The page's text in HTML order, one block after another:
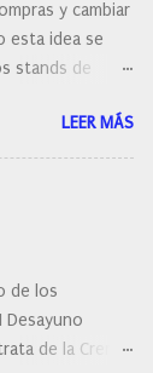
elegí mi
y cambiar
esta idea se
stands de
de Clinique.
LEER MÁS
de los
de la Crema